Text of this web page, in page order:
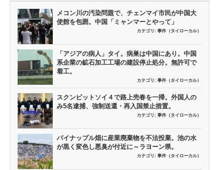
メコン川の汚染問題で、チェンマイ市民が中国大
使館を包囲。中国「ミャンマーとやって」
カテゴリ: 事件（タイローカル）
「アジアの病人」タイ。病巣は中国にあり。中国
系企業の鉱石加工工場の建設停止処分。無許可で
着工。
カテゴリ: 事件（タイローカル）
スクンビットソイ４で路上売春を一掃。外国人の
み5名逮捕、強制送還・再入国禁止措置。
カテゴリ: 事件（タイローカル）
パイナップル畑に産業廃棄物を不法投棄。池の水
が黒く変色し悪臭が付近に～ラヨーン県。
カテゴリ: 事件（タイローカル）